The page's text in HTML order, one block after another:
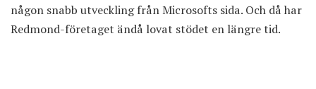
någon snabb utveckling från Microsofts sida. Och då har
Redmond-företaget ändå lovat stödet en längre tid.